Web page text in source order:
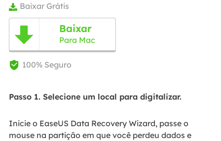
 Baixar Grátis
 Baixar
Para Mac
 100% Seguro
Passo 1. Selecione um local para digitalizar.
Inicie o EaseUS Data Recovery Wizard, passe o
mouse na partição em que você perdeu dados e